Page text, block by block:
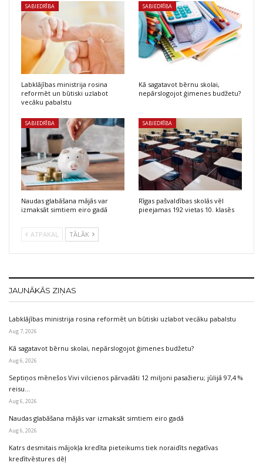
SABIEDRĪBA
Labklājības ministrija rosina
reformēt un būtiski uzlabot
vecāku pabalstu
SABIEDRĪBA
Kā sagatavot bērnu skolai,
nepārslogojot ģimenes budžetu?
SABIEDRĪBA
Naudas glabāšana mājās var
izmaksāt simtiem eiro gadā
SABIEDRĪBA
Rīgas pašvaldības skolās vēl
pieejamas 192 vietas 10. klasēs
ATPAKAĻ TĀLĀK
JAUNĀKĀS ZIŅAS
Labklājības ministrija rosina reformēt un būtiski uzlabot vecāku pabalstu
Aug 7, 2026
Kā sagatavot bērnu skolai, nepārslogojot ģimenes budžetu?
Aug 6, 2026
Septiņos mēnešos Vivi vilcienos pārvadāti 12 miljoni pasažieru; jūlijā 97,4 %
reisu…
Aug 6, 2026
Naudas glabāšana mājās var izmaksāt simtiem eiro gadā
Aug 6, 2026
Katrs desmitais mājokļa kredīta pieteikums tiek noraidīts negatīvas
kredītvēstures dēļ